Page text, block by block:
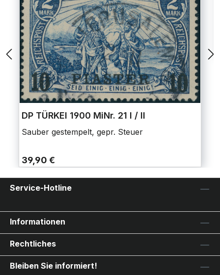
DP TÜRKEI 1900 MiNr. 21 I / II
Sauber gestempelt, gepr. Steuer
39,90 €
Service-Hotline
Informationen
Rechtliches
Bleiben Sie informiert!